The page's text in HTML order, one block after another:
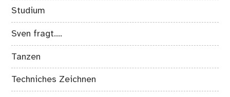
Studium
Sven fragt….
Tanzen
Techniches Zeichnen